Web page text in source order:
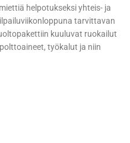
helpotukseksi yhteis- ja
tarvittavan
kuuluvat ruokailut
työkalut ja niin